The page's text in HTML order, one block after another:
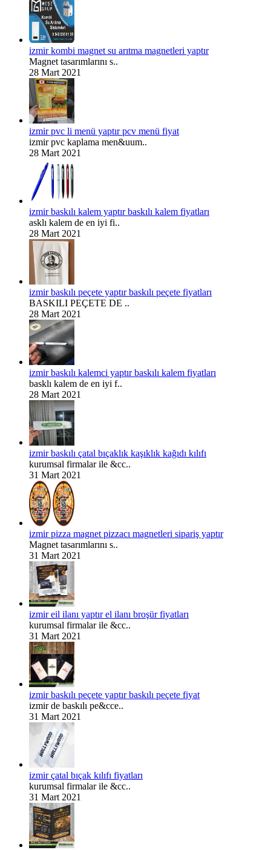
izmir kombi magnet su arıtma magnetleri yaptır
Magnet tasarımlarını s..
28 Mart 2021
izmir pvc li menü yaptır pcv menü fiyat
izmir pvc kaplama men&uum..
28 Mart 2021
izmir baskılı kalem yaptır baskılı kalem fiyatları
asklı kalem de en iyi fi..
28 Mart 2021
izmir baskılı peçete yaptır baskılı peçete fiyatları
BASKILI PEÇETE DE ..
28 Mart 2021
izmir baskılı kalemci yaptır baskılı kalem fiyatları
basklı kalem de en iyi f..
28 Mart 2021
izmir baskılı çatal bıçaklık kaşıklık kağıdı kılıfı
kurumsal firmalar ile &cc..
31 Mart 2021
izmir pizza magnet pizzacı magnetleri sipariş yaptır
Magnet tasarımlarını s..
31 Mart 2021
izmir eil ilanı yaptır el ilanı broşür fiyatları
kurumsal firmalar ile &cc..
31 Mart 2021
izmir baskılı peçete yaptır baskılı peçete fiyat
izmir de baskılı pe&cce..
31 Mart 2021
izmir çatal bıçak kılıfı fiyatları
kurumsal firmalar ile &cc..
31 Mart 2021